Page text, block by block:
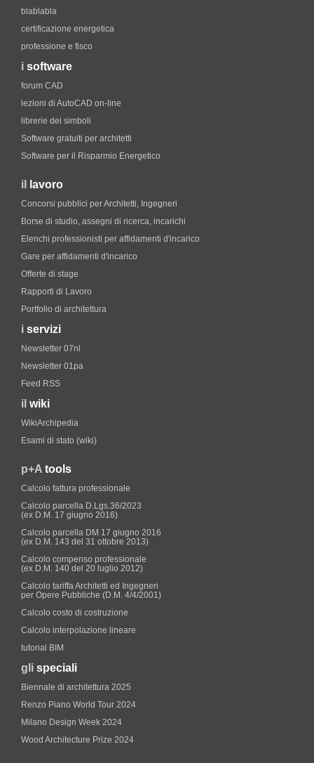
blablabla
certificazione energetica
professione e fisco
i software
forum CAD
lezioni di AutoCAD on-line
librerie dei simboli
Software gratuiti per architetti
Software per il Risparmio Energetico
il lavoro
Concorsi pubblici per Architetti, Ingegneri
Borse di studio, assegni di ricerca, incarichi
Elenchi professionisti per affidamenti d'incarico
Gare per affidamenti d'incarico
Offerte di stage
Rapporti di Lavoro
Portfolio di architettura
i servizi
Newsletter 07nl
Newsletter 01pa
Feed RSS
il wiki
WikiArchipedia
Esami di stato (wiki)
p+A tools
Calcolo fattura professionale
Calcolo parcella D.Lgs.36/2023
(ex D.M. 17 giugno 2016)
Calcolo parcella DM 17 giugno 2016
(ex D.M. 143 del 31 ottobre 2013)
Calcolo compenso professionale
(ex D.M. 140 del 20 luglio 2012)
Calcolo tariffa Architetti ed Ingegneri
per Opere Pubbliche (D.M. 4/4/2001)
Calcolo costo di costruzione
Calcolo interpolazione lineare
tutorial BIM
gli speciali
Biennale di architettura 2025
Renzo Piano World Tour 2024
Milano Design Week 2024
Wood Architecture Prize 2024